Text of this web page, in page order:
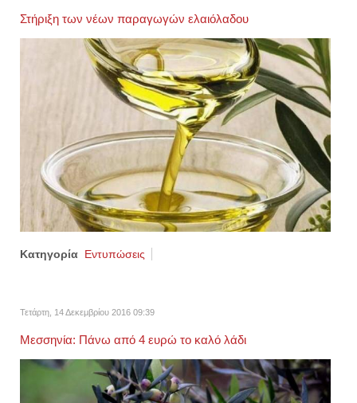
Στήριξη των νέων παραγωγών ελαιόλαδου
Κατηγορία Εντυπώσεις
Τετάρτη, 14 Δεκεμβρίου 2016 09:39
Μεσσηνία: Πάνω από 4 ευρώ το καλό λάδι